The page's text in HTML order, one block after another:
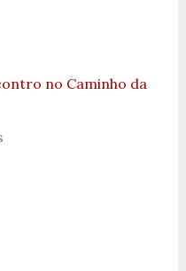
no Caminho da